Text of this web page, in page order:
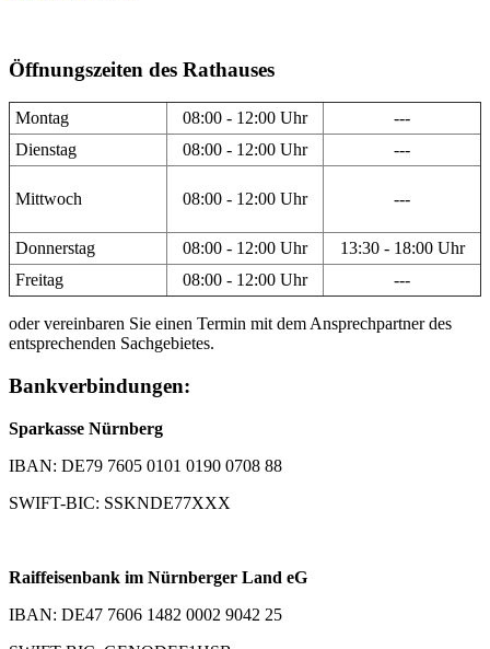
Öffnungszeiten des Rathauses
Montag 08:00 - 12:00 Uhr
---
Dienstag
08:00 - 12:00 Uhr ---
Mittwoch 08:00 - 12:00 Uhr ---
Donnerstag 08:00 - 12:00 Uhr
13:30 - 18:00 Uhr
Freitag
08:00 - 12:00 Uhr ---
oder vereinbaren Sie einen Termin mit dem Ansprechpartner des
entsprechenden Sachgebietes.
Bankverbindungen:
Sparkasse Nürnberg
IBAN: DE79 7605 0101 0190 0708 88
SWIFT-BIC: SSKNDE77XXX
Raiffeisenbank im Nürnberger Land eG
IBAN: DE47 7606 1482 0002 9042 25